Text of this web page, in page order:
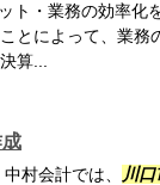
ト・業務の効率化
とによって、業務
算...
村会計では、 川口